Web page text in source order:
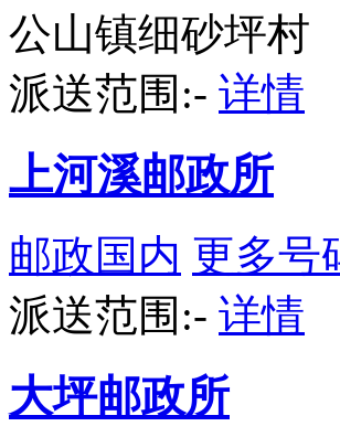
公山镇细砂坪村
派送范围:- 详情
上河溪邮政所
邮政国内 更多号
派送范围:- 详情
大坪邮政所